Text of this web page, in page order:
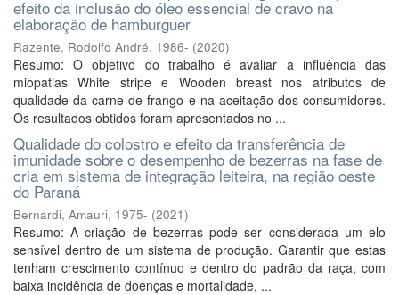
efeito da inclusão do óleo essencial de cravo na
elaboração de hamburguer
Razente, Rodolfo André, 1986- (2020)
Resumo: O objetivo do trabalho é avaliar a influência das
miopatias White stripe e Wooden breast nos atributos de
qualidade da carne de frango e na aceitação dos consumidores.
Os resultados obtidos foram apresentados no ...
Qualidade do colostro e efeito da transferência de
imunidade sobre o desempenho de bezerras na fase de
cria em sistema de integração leiteira, na região oeste
do Paraná
Bernardi, Amauri, 1975- (2021)
Resumo: A criação de bezerras pode ser considerada um elo
sensível dentro de um sistema de produção. Garantir que estas
tenham crescimento contínuo e dentro do padrão da raça, com
baixa incidência de doenças e mortalidade, ...